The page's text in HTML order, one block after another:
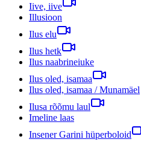
Iive, iive
Illusioon
Ilus elu
Ilus hetk
Ilus naabrineiuke
Ilus oled, isamaa
Ilus oled, isamaa / Munamäel
Ilusa rõõmu laul
Imeline laas
Insener Garini hüperboloid